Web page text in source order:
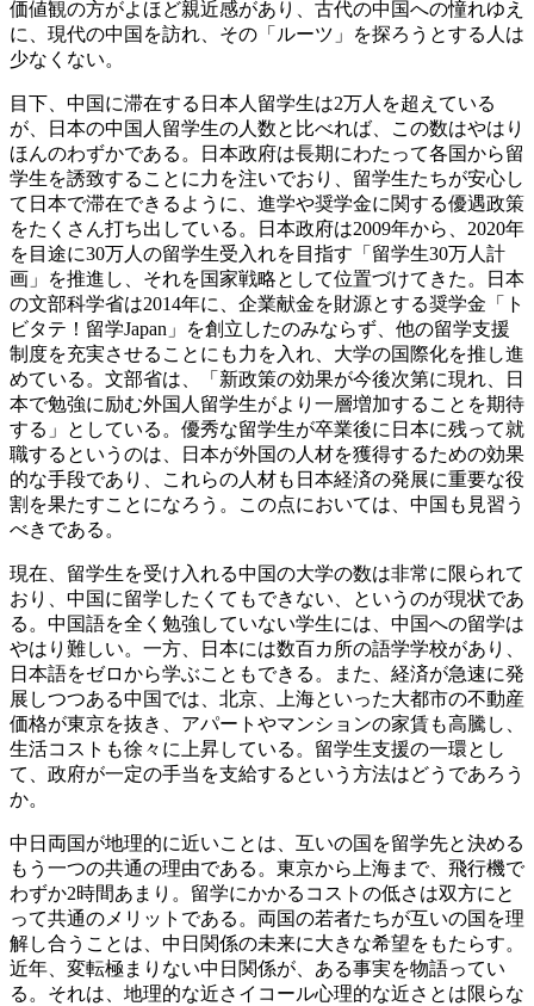
価値観の方がよほど親近感があり、古代の中国への憧れゆえ
に、現代の中国を訪れ、その「ルーツ」を探ろうとする人は
少なくない。
目下、中国に滞在する日本人留学生は2万人を超えている
が、日本の中国人留学生の人数と比べれば、この数はやはり
ほんのわずかである。日本政府は長期にわたって各国から留
学生を誘致することに力を注いでおり、留学生たちが安心し
て日本で滞在できるように、進学や奨学金に関する優遇政策
をたくさん打ち出している。日本政府は2009年から、2020年
を目途に30万人の留学生受入れを目指す「留学生30万人計
画」を推進し、それを国家戦略として位置づけてきた。日本
の文部科学省は2014年に、企業献金を財源とする奨学金「ト
ビタテ！留学Japan」を創立したのみならず、他の留学支援
制度を充実させることにも力を入れ、大学の国際化を推し進
めている。文部省は、「新政策の効果が今後次第に現れ、日
本で勉強に励む外国人留学生がより一層増加することを期待
する」としている。優秀な留学生が卒業後に日本に残って就
職するというのは、日本が外国の人材を獲得するための効果
的な手段であり、これらの人材も日本経済の発展に重要な役
割を果たすことになろう。この点においては、中国も見習う
べきである。
現在、留学生を受け入れる中国の大学の数は非常に限られて
おり、中国に留学したくてもできない、というのが現状であ
る。中国語を全く勉強していない学生には、中国への留学は
やはり難しい。一方、日本には数百カ所の語学学校があり、
日本語をゼロから学ぶこともできる。また、経済が急速に発
展しつつある中国では、北京、上海といった大都市の不動産
価格が東京を抜き、アパートやマンションの家賃も高騰し、
生活コストも徐々に上昇している。留学生支援の一環とし
て、政府が一定の手当を支給するという方法はどうであろう
か。
中日両国が地理的に近いことは、互いの国を留学先と決める
もう一つの共通の理由である。東京から上海まで、飛行機で
わずか2時間あまり。留学にかかるコストの低さは双方にと
って共通のメリットである。両国の若者たちが互いの国を理
解し合うことは、中日関係の未来に大きな希望をもたらす。
近年、変転極まりない中日関係が、ある事実を物語ってい
る。それは、地理的な近さイコール心理的な近さとは限らな